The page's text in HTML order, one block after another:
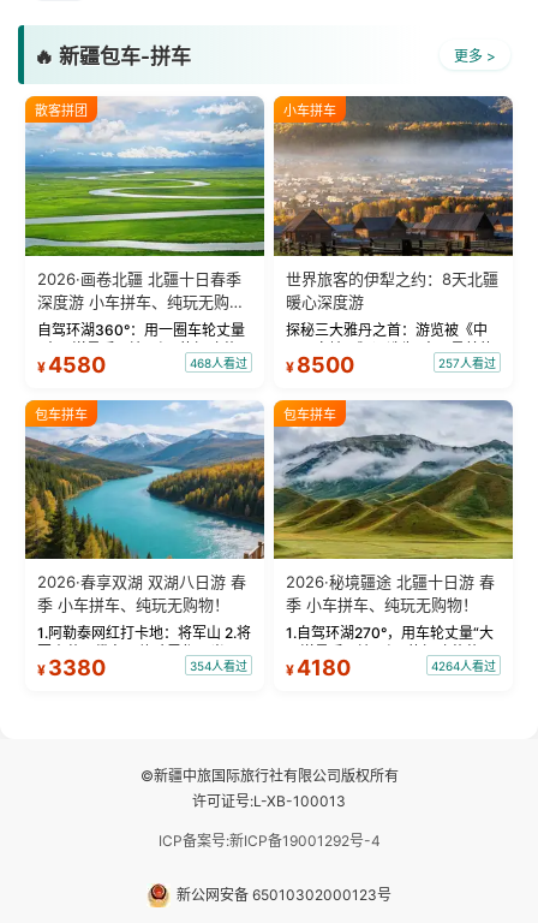
🔥 新疆包车-拼车 更多 >
散客拼团
2026·画卷北疆 北疆十日春季
深度游 小车拼车、纯玩无购
物！
自驾环湖360°：用一圈车轮丈量
“大西洋最后一滴眼泪”的极致蔚
蓝。 赛湖旅拍：甄选多款风格服
绝美瞬间。 赛湖坦克300跟车视
频：专业摄影师...
¥4580 468人看过
小车拼车
世界旅客的伊犁之约：8天北疆
暖心深度游
探秘三大雅丹之首：游览被《中
国国家地理》评选为“中国最美的
三大雅丹”第一名的克拉玛依魔鬼
瓦人最大村落——禾木村，欣赏
晨雾与小木...
¥ 8500 257人看过
包车拼车
2026·春享双湖 双湖八日游 春
季 小车拼车、纯玩无购物！
1.阿勒泰网红打卡地：将军山 2.将
军山落日缆车，体验雪都风光 3.
将军山，夕阳派对，蹦迪party 4.
¥ 3380 354人看过
包车拼车
2026·秘境疆途 北疆十日游 春
季 小车拼车、纯玩无购物！
1.自驾环湖270°，用车轮丈量“大
西洋最后一滴眼泪”的极致蔚蓝，
让雪山、花海与深邃湖水在转弯
¥4180 4264人看过
©新疆中旅国际旅行社有限公司版权所有
许可证号:L-XB-100013
ICP备案号:新ICP备19001292号-4
新公网安备 65010302000123号